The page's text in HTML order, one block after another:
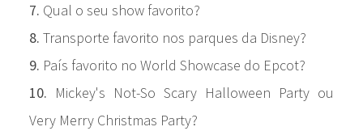
7. Qual o seu show favorito?
8. Transporte favorito nos parques da Disney?
9. País favorito no World Showcase do Epcot?
10. Mickey's Not-So Scary Halloween Party ou
Very Merry Christmas Party?